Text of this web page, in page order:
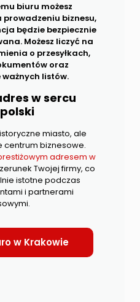
biuru możesz
biznesu,
będzie bezpiecznie
Możesz liczyć na
o przesyłkach,
oraz
listów.
w sercu
miasto, ale
centrum biznesowe.
adresem w
Twojej firmy, co
istotne podczas
i partnerami
w Krakowie